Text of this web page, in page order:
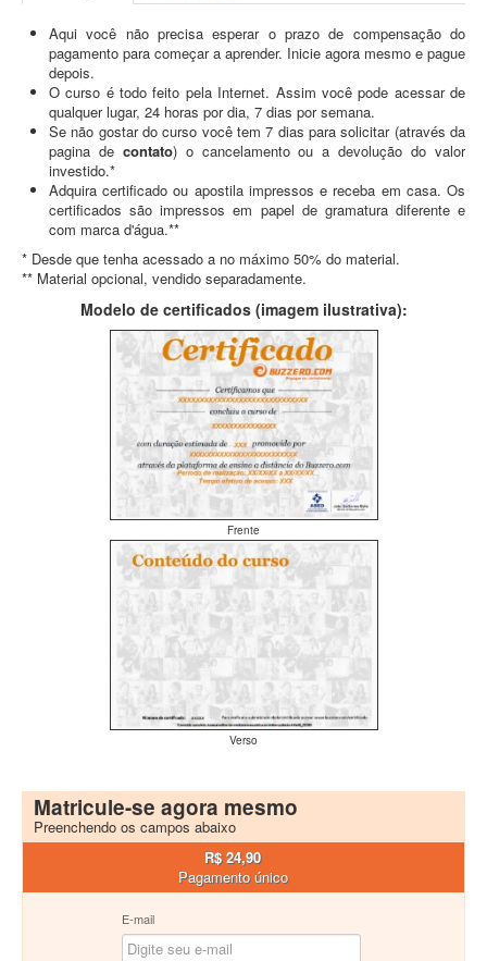
Aqui você não precisa esperar o prazo de compensação do
pagamento para começar a aprender. Inicie agora mesmo e pague
depois.
O curso é todo feito pela Internet. Assim você pode acessar de
qualquer lugar, 24 horas por dia, 7 dias por semana.
Se não gostar do curso você tem 7 dias para solicitar (através da
pagina de contato) o cancelamento ou a devolução do valor
investido.*
Adquira certificado ou apostila impressos e receba em casa. Os
certificados são impressos em papel de gramatura diferente e
com marca d'água.**
* Desde que tenha acessado a no máximo 50% do material.
** Material opcional, vendido separadamente.
Modelo de certificados (imagem ilustrativa):
Frente
Verso
Matricule-se agora mesmo
Preenchendo os campos abaixo
R$ 24,90
Pagamento único
E-mail